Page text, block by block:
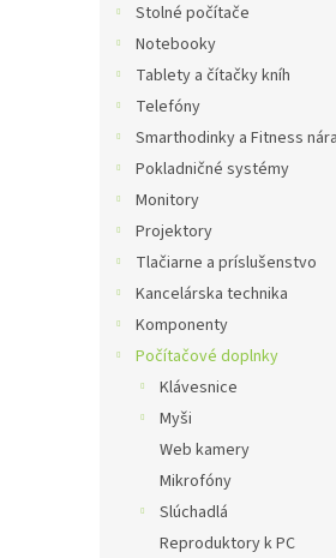
Stolné počítače
Notebooky
Tablety a čítačky kníh
Telefóny
Smarthodinky a Fitness
Pokladničné systémy
Monitory
Projektory
Tlačiarne a príslušenstvo
Kancelárska technika
Komponenty
Počítačové doplnky
Klávesnice
Myši
Web kamery
Mikrofóny
Slúchadlá
Reproduktory k PC